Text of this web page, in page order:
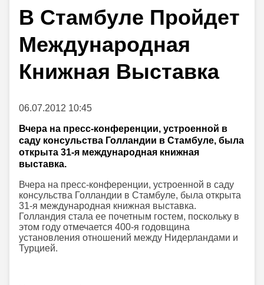
В Стамбуле Пройдет
Международная
Книжная Выставка
06.07.2012 10:45
Вчера на пресс-конференции, устроенной в
саду консульства Голландии в Стамбуле, была
открыта 31-я международная книжная
выставка.
Вчера на пресс-конференции, устроенной в саду
консульства Голландии в Стамбуле, была открыта
31-я международная книжная выставка.
Голландия стала ее почетным гостем, поскольку в
этом году отмечается 400-я годовщина
установления отношений между Нидерландами и
Турцией.